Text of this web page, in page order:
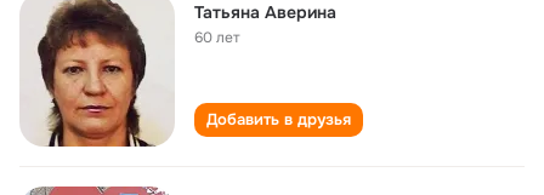
Татьяна Аверина
60 лет
Добавить в друзья